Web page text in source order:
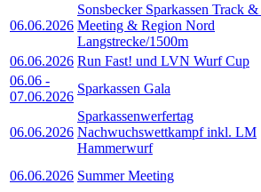
06.06.2026
Sonsbecker Sparkassen Track
Meeting & Region Nord
Langstrecke/1500m
06.06.2026 Run Fast! und LVN Wurf Cup
06.06 -
07.06.2026
Sparkassen Gala
06.06.2026
Sparkassenwerfertag
Nachwuchswettkampf inkl. LM
Hammerwurf
06.06.2026 Summer Meeting